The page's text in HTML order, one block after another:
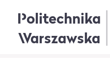
Politechnika
Warszawska